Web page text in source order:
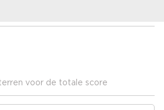
voor de totale score